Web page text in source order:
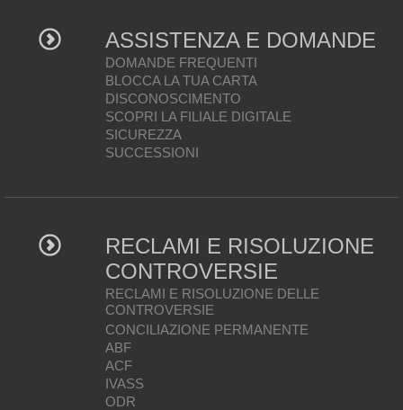
ASSISTENZA E DOMANDE
DOMANDE FREQUENTI
BLOCCA LA TUA CARTA
DISCONOSCIMENTO
SCOPRI LA FILIALE DIGITALE
SICUREZZA
SUCCESSIONI
RECLAMI E RISOLUZIONE
CONTROVERSIE
RECLAMI E RISOLUZIONE DELLE
CONTROVERSIE
CONCILIAZIONE PERMANENTE
ABF
ACF
IVASS
ODR